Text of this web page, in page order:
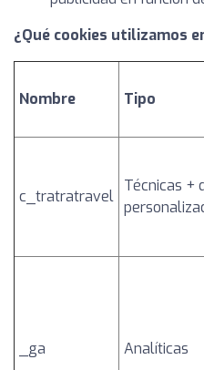
¿Qué cookies utilizamos
Nombre Tipo
c_tratratravel
Técnicas +
_ga Analíticas